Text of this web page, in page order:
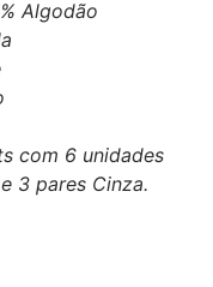
Algodão
com 6 unidades
3 pares Cinza.